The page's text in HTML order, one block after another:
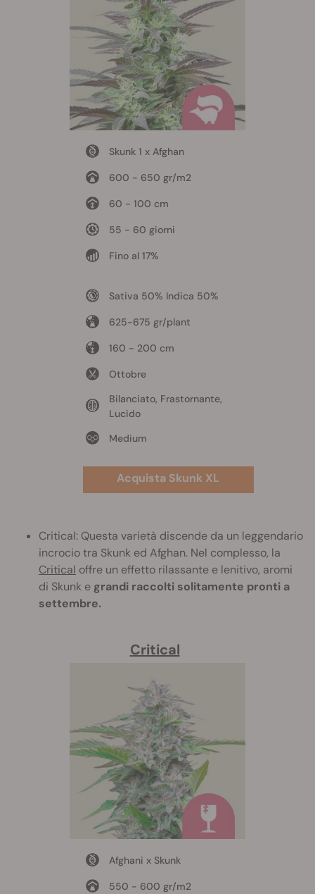
Skunk 1 x Afghan
600 - 650 gr/m2
60 - 100 cm
55 - 60 giorni
Fino al 17%
Sativa 50% Indica 50%
625-675 gr/plant
160 - 200 cm
Ottobre
Bilanciato, Frastornante,
Lucido
Medium
Acquista Skunk XL
Critical: Questa varietà discende da un leggendario
incrocio tra Skunk ed Afghan. Nel complesso, la
Critical offre un effetto rilassante e lenitivo, aromi
di Skunk e grandi raccolti solitamente pronti a
settembre.
Critical
Afghani x Skunk
550 - 600 gr/m2